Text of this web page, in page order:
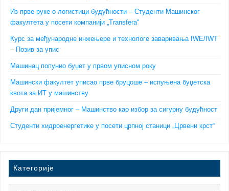
Из прве руке о логистици будућности – Студенти Машинског
факултета у посети компанији „Transfera“
Курс за међународне инжењере и технологе заваривања IWE/IWT
– Позив за упис
Машинац попунио буџет у првом уписном року
Машински факултет уписао прве бруцоше – испуњена буџетска
квота за ИТ у машинству
Други дан пријемног – Машинство као избор за сигурну будућност
Студенти хидроенергетике у посети црпној станици „Црвени крст“
Категорије